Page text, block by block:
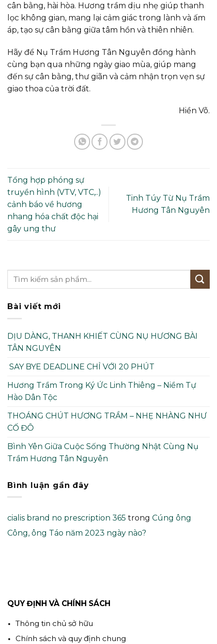
cân bằng, hài hòa. Hương trầm dịu nhẹ giúp thanh
lọc không gian, mang lại cảm giác trong lành và ấm
áp, tạo sự cân bằng giữa tâm hồn và thiên nhiên.
Hãy để Nụ Trầm Hương Tân Nguyên đồng hành
cùng bạn qua những ngày giao mùa, giúp mang
đến sự cân bằng, thư giãn và cảm nhận trọn vẹn sự
giao thoa của trời đất.
Hiền Võ.
Tổng hợp phóng sự
truyền hình (VTV, VTC,..)
cảnh báo về hương
nhang hóa chất độc hại
gây ung thư
Tinh Túy Từ Nụ Trầm
Hương Tân Nguyên
Bài viết mới
DỊU DÀNG, THANH KHIẾT CÙNG NỤ HƯƠNG BÀI
TÂN NGUYÊN
SAY BYE DEADLINE CHỈ VỚI 20 PHÚT
Hương Trầm Trong Ký Ức Linh Thiêng – Niềm Tự
Hào Dân Tộc
THOÁNG CHÚT HƯƠNG TRẦM – NHẸ NHÀNG NHƯ
CỐ ĐÔ
Bình Yên Giữa Cuộc Sống Thường Nhật Cùng Nụ
Trầm Hương Tân Nguyên
Bình luận gần đây
cialis brand no prescription 365 trong Cúng ông
Công, ông Táo năm 2023 ngày nào?
QUY ĐỊNH VÀ CHÍNH SÁCH
Thông tin chủ sở hữu
Chính sách và quy định chung